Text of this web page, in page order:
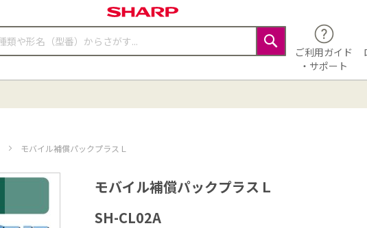
検
ご利用ガイド
・サポート
モバイル補償パックプラスＬ
モバイル補償パックプラスＬ
SH-CL02A